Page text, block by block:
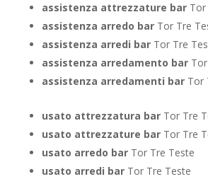
assistenza attrezzature barTor
assistenza arredo barTor Tre
assistenza arredi barTor Tre
assistenza arredamento barTor
assistenza arredamenti barTor
usato attrezzatura barTor Tre
usato attrezzature barTor Tre
usato arredo barTor Tre Teste
usato arredi barTor Tre Teste